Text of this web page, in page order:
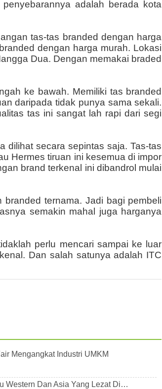
adalah berada kota
tas-tas branded dengan harga
dengan harga murah. Lokasi
Dua. Dengan memakai braded
ke bawah. Memiliki tas branded
daripada tidak punya sama sekali.
tas ini sangat lah rapi dari segi
dilihat secara sepintas saja. Tas-tas
Hermes tiruan ini kesemua di impor
brand terkenal ini dibandrol mulai
ternama. Jadi bagi pembeli
semakin mahal juga harganya
perlu mencari sampai ke luar
Dan salah satunya adalah ITC
Mengangkat Industri UMKM
Western Dan Asia Yang Lezat Di…